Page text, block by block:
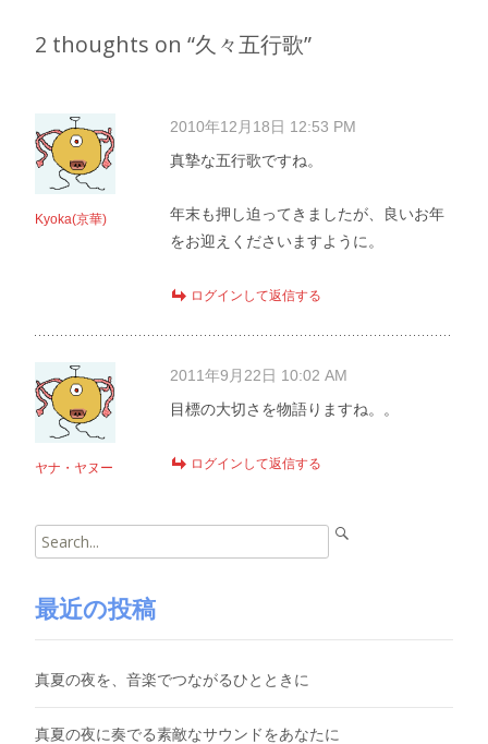
navigation
2 thoughts on “久々五行歌”
Kyoka(京華)
2010年12月18日 12:53 PM
真摯な五行歌ですね。
年末も押し迫ってきましたが、良いお年
をお迎えくださいますように。
ログインして返信する
ヤナ・ヤヌー
2011年9月22日 10:02 AM
目標の大切さを物語りますね。。
ログインして返信する
Search
for:
最近の投稿
真夏の夜を、音楽でつながるひとときに
真夏の夜に奏でる素敵なサウンドをあなたに